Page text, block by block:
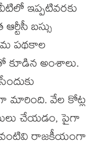
ఇప్పటివరకు
బస్సు
పథకాల
కూడిన అంశాలు.
మారింది. వేల కోట్ల
చేయడం, పైగా
వంటివి రాజకీయంగా